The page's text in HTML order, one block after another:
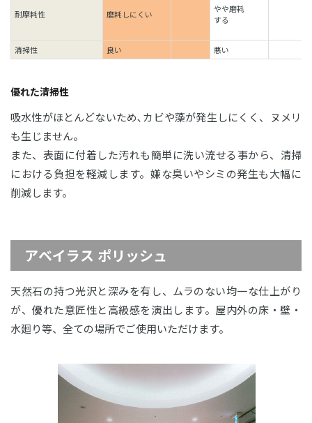
耐摩耗性 磨耗しにくい
やや磨耗
する
清掃性
良い 悪い
優れた清掃性
吸水性がほとんどないため､カビや藻が発生しにくく、ヌメリ
も生じません。
また、表面に付着した汚れも簡単に洗い流せる事から、清掃
における負担を軽減します。嫌な臭いやシミの発生も大幅に
削減します。
アベイラス ポリッシュ
天然石の持つ光沢と深みを有し、ムラのない均一な仕上がり
が、優れた意匠性と高級感を演出します。屋内外の床・壁・
水廻り等、全ての場所でご使用いただけます。